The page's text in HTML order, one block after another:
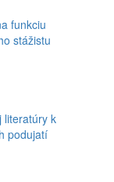
funkciu
stážistu
literatúry k
podujatí